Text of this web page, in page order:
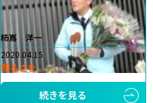
柿嶌 洋一
2020.04.15
明るさを
続きを見る